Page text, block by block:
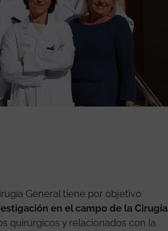
General tiene por objetivo
en el campo de la Cirugía
quirúrgicos y relacionados con la